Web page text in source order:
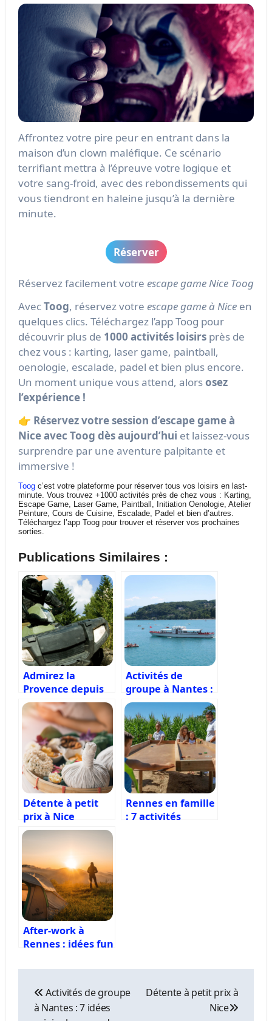
Affrontez votre pire peur en entrant dans la
maison d’un clown maléfique. Ce scénario
terrifiant mettra à l’épreuve votre logique et
votre sang-froid, avec des rebondissements qui
vous tiendront en haleine jusqu’à la dernière
minute.
Réserver
Réservez facilement votre escape game Nice Toog
AvecToog, réservez votre escape game à Niceen
quelques clics. Téléchargez l’app Toog pour
découvrir plus de 1000 activités loisirsprès de
chez vous : karting, laser game, paintball,
oenologie, escalade, padel et bien plus encore.
Un moment unique vous attend, alorsosez
l’expérience !
👉 Réservez votre session d’escape game à
Nice avec Toog dès aujourd’hui et laissez-vous
surprendre par une aventure palpitante et
immersive !
Toogc’est votre plateforme pour réserver tous vos loisirs en last-
minute. Vous trouvez +1000 activités près de chez vous : Karting,
Escape Game, Laser Game, Paintball, Initiation Oenologie, Atelier
Peinture, Cours de Cuisine, Escalade, Padel et bien d’autres.
Téléchargez l’app Toog pour trouver et réserver vos prochaines
sorties.
Publications Similaires :
Admirez la
Provence depuis
les airs pour un
moment magique
Activités de
groupe à Nantes :
7 idées originales
pour des
moments
mémorables
Détente à petit
prix à Nice
Rennes en famille
: 7 activités
After-work à
Rennes : idées fun
réussie
l’article
Activités de groupe
à Nantes : 7 idées
Détente à petit prix à
Nice